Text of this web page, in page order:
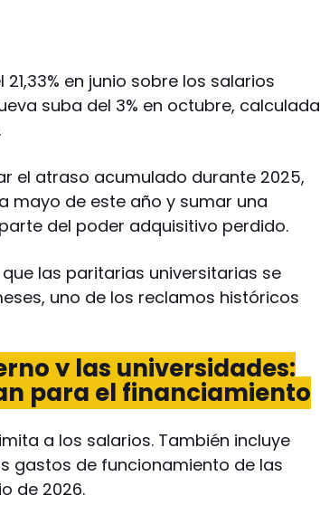
en junio sobre los salarios
suba del 3% en octubre, calculada
el atraso acumulado durante 2025,
mayo de este año y sumar una
del poder adquisitivo perdido.
las paritarias universitarias se
uno de los reclamos históricos
y las universidades:
para el financiamiento
a los salarios. También incluye
gastos de funcionamiento de las
de 2026.